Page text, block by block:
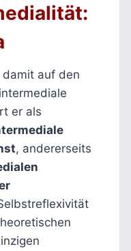
damit auf den
er als
, andererseits